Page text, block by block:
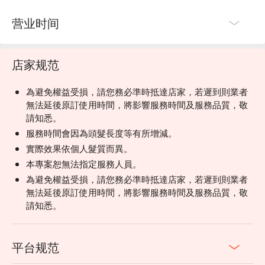
营业时间
店家规范
為避免權益受損，請您務必準時抵達店家，若遲到則業者
無法延後原訂使用時間，將影響服務時間及服務品質，敬
請知悉。
服務時間會因為頭髮長度等有所增減。
實際效果依個人髮質而異。
本專案恕無法指定服務人員。
為避免權益受損，請您務必準時抵達店家，若遲到則業者
無法延後原訂使用時間，將影響服務時間及服務品質，敬
請知悉。
平台规范